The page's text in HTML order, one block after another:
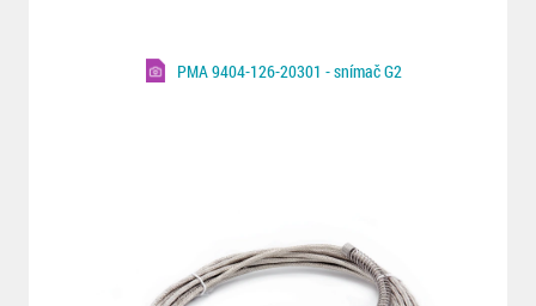
PMA 9404-126-20301 - snímač G2